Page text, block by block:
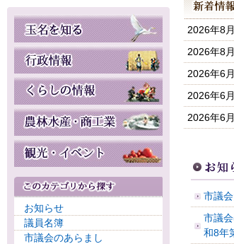
お知らせ
議員名簿
市議会のあらまし
2026年8
2026年8
2026年6
2026年6
2026年6
市議
市議
和8年